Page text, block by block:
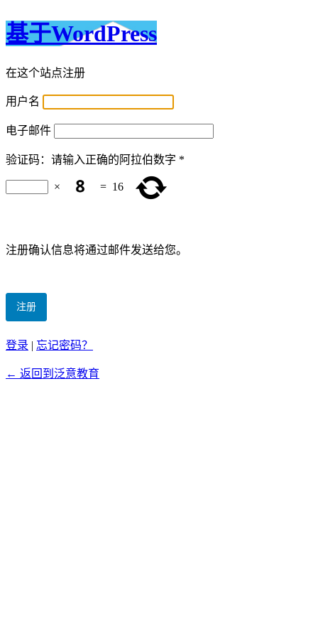
基于WordPress
在这个站点注册
用户名
电子邮件
验证码：请输入正确的阿拉伯数字 *
× = 16
注册确认信息将通过邮件发送给您。
登录 | 忘记密码？
← 返回到泛意教育